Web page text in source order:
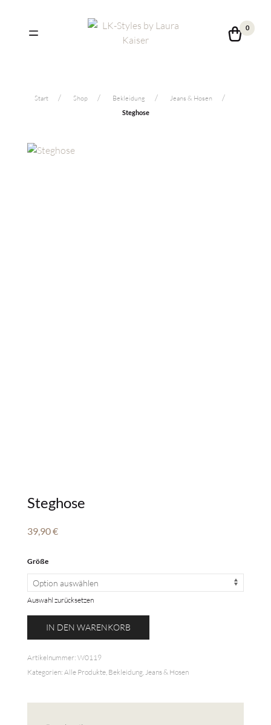
0
Start Shop Bekleidung Jeans & Hosen
Steghose
Steghose
39,90€
Größe
Auswahl zurücksetzen
Steghose
MengeIN DEN WARENKORB
Artikelnummer: W0119
Kategorien: Alle Produkte, Bekleidung,Jeans & Hosen